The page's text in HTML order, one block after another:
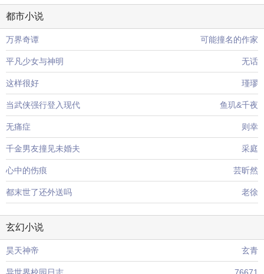
都市小说
万界奇谭 可能撞名的作家
平凡少女与神明 无话
这样很好 瑾璆
当武侠强行登入现代 鱼玑&千夜
无痛症 则幸
千金男友撞见未婚夫 采庭
心中的伤痕 芸昕然
都末世了还外送吗 老徐
玄幻小说
昊天神帝 玄青